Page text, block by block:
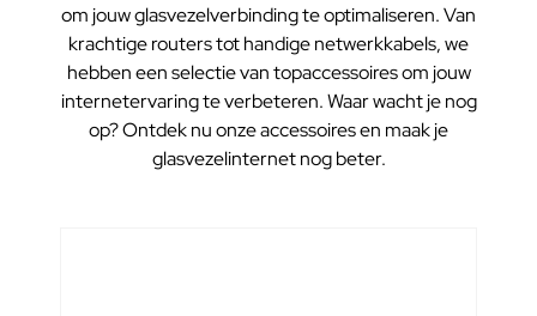
om jouw glasvezelverbinding te optimaliseren. Van
krachtige routers tot handige netwerkkabels, we
hebben een selectie van topaccessoires om jouw
internetervaring te verbeteren. Waar wacht je nog
op? Ontdek nu onze accessoires en maak je
glasvezelinternet nog beter.